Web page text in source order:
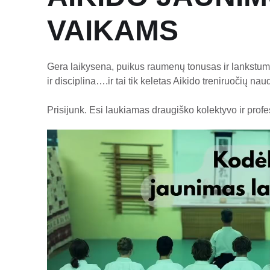
VAIKAMS
Gera laikysena, puikus raumenų tonusas ir
ir disciplina….ir tai tik keletas Aikido treniruočių
Prisijunk. Esi laukiamas draugiško kolektyvo ir